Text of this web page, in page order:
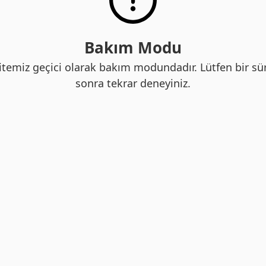
Bakım Modu
geçici olarak bakım modundadır. Lütfen bir
sonra tekrar deneyiniz.